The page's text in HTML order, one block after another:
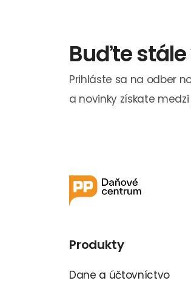
Buďte stále
Prihláste sa na odber
a novinky získate
Produkty
Dane a účtovníctvo